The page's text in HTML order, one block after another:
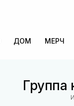
ДОМ МЕРЧ
Группа